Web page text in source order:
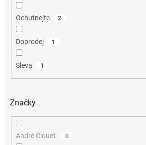
Ochutnejte 2
Doprodej 1
Sleva 1
Značky
André Clouet 0